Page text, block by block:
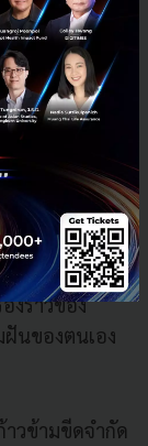
Belief)
เชื่อด้
วยพลัง
ต็
มรูปแบบทั้ง
เริ่มต้นด้วย
ะดับโลกวง
งราวของ
นของตนเอง
าวข้ามขีดจำกัด